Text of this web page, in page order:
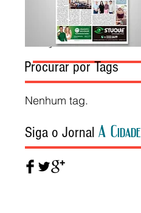
Edição da Semana
Procurar por Tags
Nenhum tag.
Siga o Jornal A Cidade